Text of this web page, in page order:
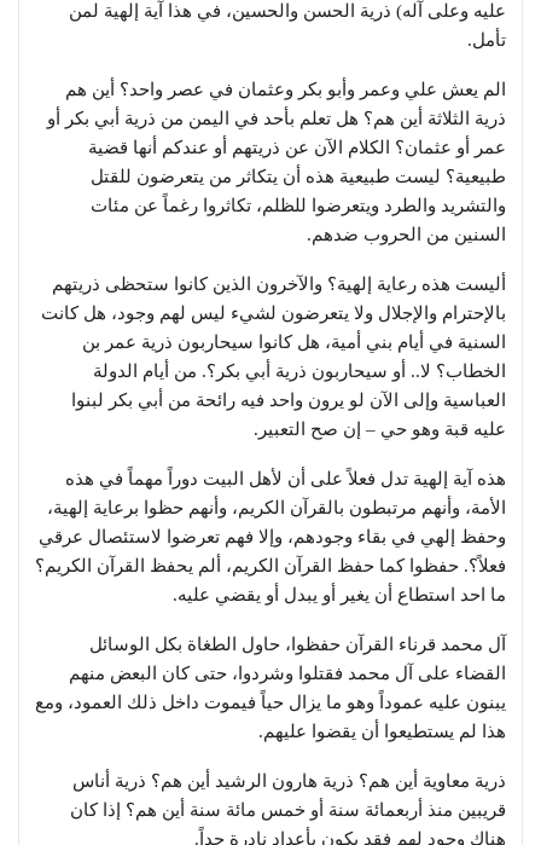
عليه وعلى آله) ذرية الحسن والحسين، في هذا آية إلهية لمن
تأمل.
الم يعش علي وعمر وأبو بكر وعثمان في عصر واحد؟ أين هم
ذرية الثلاثة أين هم؟ هل تعلم بأحد في اليمن من ذرية أبي بكر أو
عمر أو عثمان؟ الكلام الآن عن ذريتهم أو عندكم أنها قضية
طبيعية؟ ليست طبيعية هذه أن يتكاثر من يتعرضون للقتل
والتشريد والطرد ويتعرضوا للظلم، تكاثروا رغماً عن مئات
السنين من الحروب ضدهم.
أليست هذه رعاية إلهية؟ والآخرون الذين كانوا ستحظى ذريتهم
بالإحترام والإجلال ولا يتعرضون لشيء ليس لهم وجود، هل كانت
السنية في أيام بني أمية، هل كانوا سيحاربون ذرية عمر بن
الخطاب؟ لا.. أو سيحاربون ذرية أبي بكر؟. من أيام الدولة
العباسية وإلى الآن لو يرون واحد فيه رائحة من أبي بكر لبنوا
عليه قبة وهو حي – إن صح التعبير.
هذه آية إلهية تدل فعلاً على أن لأهل البيت دوراً مهماً في هذه
الأمة، وأنهم مرتبطون بالقرآن الكريم، وأنهم حظوا برعاية إلهية،
وحفظ إلهي في بقاء وجودهم، وإلا فهم تعرضوا لاستئصال عرقي
فعلاً؟. حفظوا كما حفظ القرآن الكريم، ألم يحفظ القرآن الكريم؟
ما احد استطاع أن يغير أو يبدل أو يقضي عليه.
آل محمد قرناء القرآن حفظوا، حاول الطغاة بكل الوسائل
القضاء على آل محمد فقتلوا وشردوا، حتى كان البعض منهم
يبنون عليه عموداً وهو ما يزال حياً فيموت داخل ذلك العمود، ومع
هذا لم يستطيعوا أن يقضوا عليهم.
ذرية معاوية أين هم؟ ذرية هارون الرشيد أين هم؟ ذرية أناس
قريبين منذ أربعمائة سنة أو خمس مائة سنة أين هم؟ إذا كان
هناك وجود لهم فقد يكون بأعداد نادرة جداً.